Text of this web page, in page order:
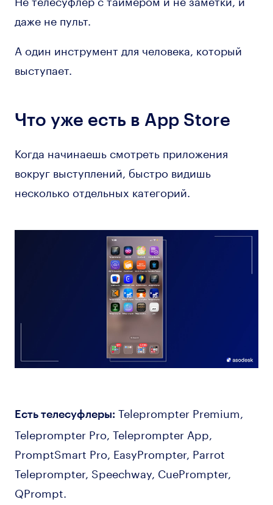
даже не пульт.
А один инструмент для человека, который
выступает.
Что уже есть в App Store
Когда начинаешь смотреть приложения
вокруг выступлений, быстро видишь
несколько отдельных категорий.
Есть телесуфлеры: Teleprompter Premium,
Teleprompter Pro, Teleprompter App,
PromptSmart Pro, EasyPrompter, Parrot
Teleprompter, Speechway, CuePrompter,
QPrompt.